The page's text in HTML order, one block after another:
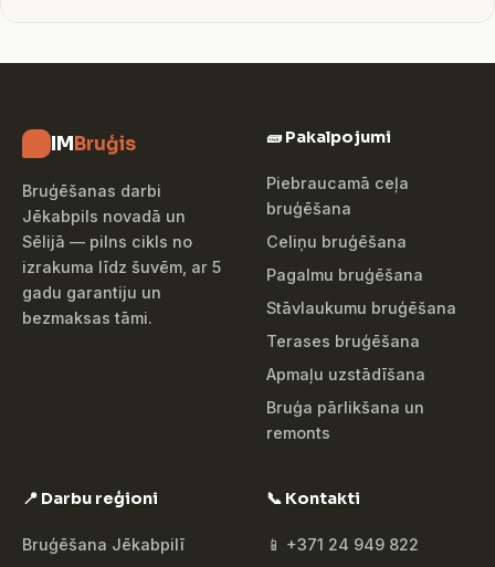
IMBruģis
Bruģēšanas darbi
Jēkabpils novadā un
Sēlijā — pilns cikls no
izrakuma līdz šuvēm, ar 5
gadu garantiju un
bezmaksas tāmi.
🧱 Pakalpojumi
Piebraucamā ceļa
bruģēšana
Celiņu bruģēšana
Pagalmu bruģēšana
Stāvlaukumu bruģēšana
Terases bruģēšana
Apmaļu uzstādīšana
Bruģa pārlikšana un
remonts
📍 Darbu reģioni
Bruģēšana Jēkabpilī
📞 Kontakti
📱 +371 24 949 822